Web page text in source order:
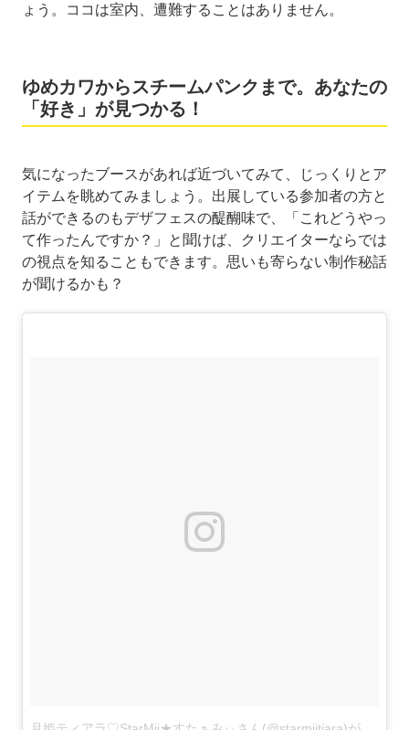
ょう。ココは室内、遭難することはありません。
ゆめカワからスチームパンクまで。あなたの
「好き」が見つかる！
気になったブースがあれば近づいてみて、じっくりとア
イテムを眺めてみましょう。出展している参加者の方と
話ができるのもデザフェスの醍醐味で、「これどうやっ
て作ったんですか？」と聞けば、クリエイターならでは
の視点を知ることもできます。思いも寄らない制作秘話
が聞けるかも？